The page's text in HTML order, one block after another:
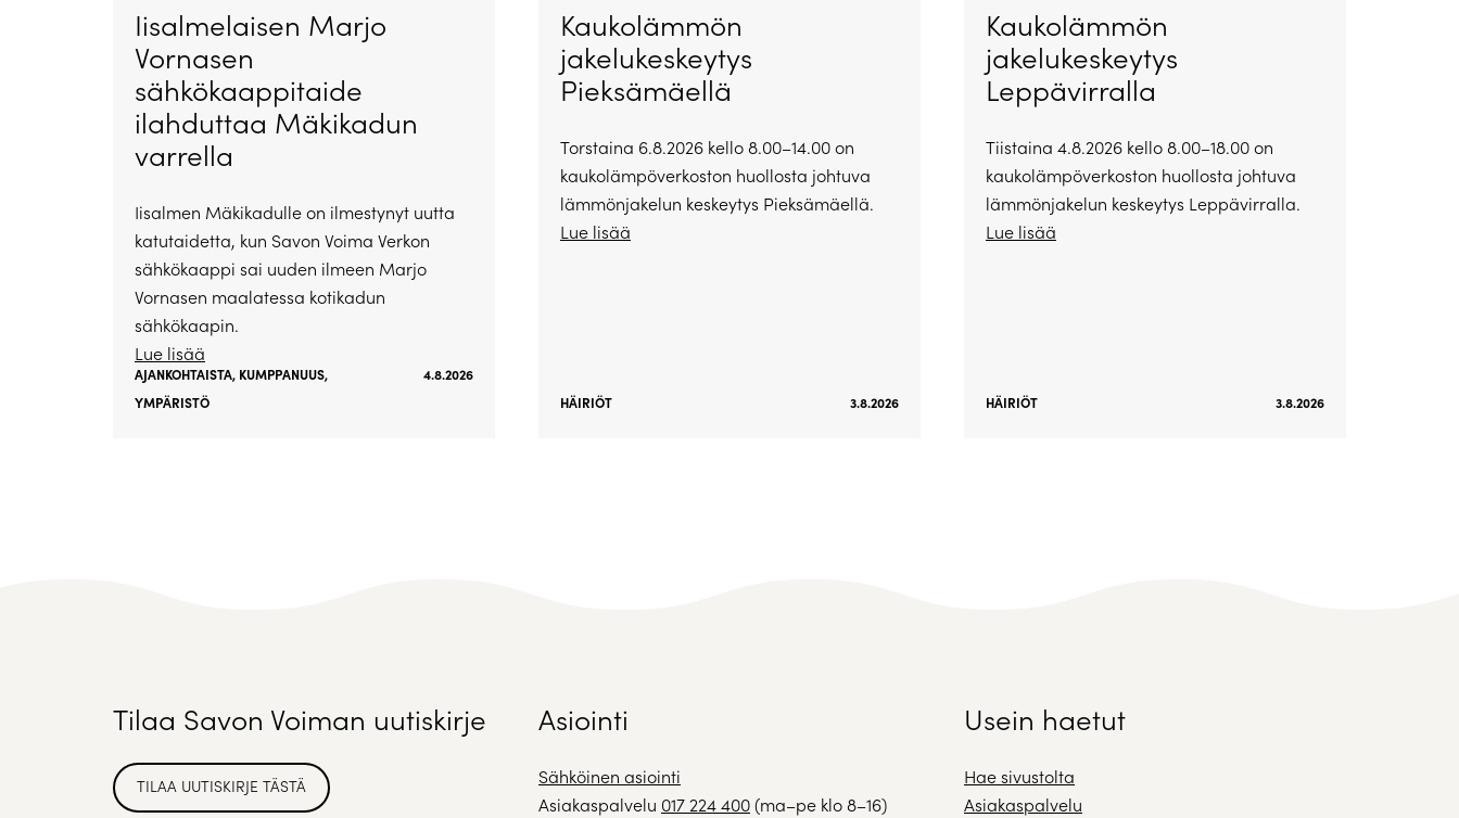
Iisalmelaisen Marjo
Vornasen
sähkökaappitaide
ilahduttaa Mäkikadun
varrella
Iisalmen Mäkikadulle on ilmestynyt uutta
katutaidetta, kun Savon Voima Verkon
sähkökaappi sai uuden ilmeen Marjo
Vornasen maalatessa kotikadun
sähkökaapin.
Lue lisää
AJANKOHTAISTA, KUMPPANUUS,
YMPÄRISTÖ
4.8.2026
Kaukolämmön
jakelukeskeytys
Pieksämäellä
Torstaina 6.8.2026 kello 8.00–14.00 on
kaukolämpöverkoston huollosta johtuva
lämmönjakelun keskeytys Pieksämäellä.
Lue lisää
HÄIRIÖT 3.8.2026
Kaukolämmön
jakelukeskeytys
Leppävirralla
Tiistaina 4.8.2026 kello 8.00–18.00 on
kaukolämpöverkoston huollosta johtuva
lämmönjakelun keskeytys Leppävirralla.
Lue lisää
HÄIRIÖT 3.8.2026
Tilaa Savon Voiman uutiskirje
TILAA UUTISKIRJE TÄSTÄ
Asiointi
Sähköinen asiointi
Asiakaspalvelu 017 224 400(ma–pe klo 8–16)
Usein haetut
Hae sivustolta
Asiakaspalvelu